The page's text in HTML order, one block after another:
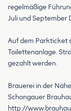
regelmäßige
Juli und September
Auf dem Parkticket
Toilettenanlage.
gezahlt werden.
Brauerei in der
Schongauer
http://